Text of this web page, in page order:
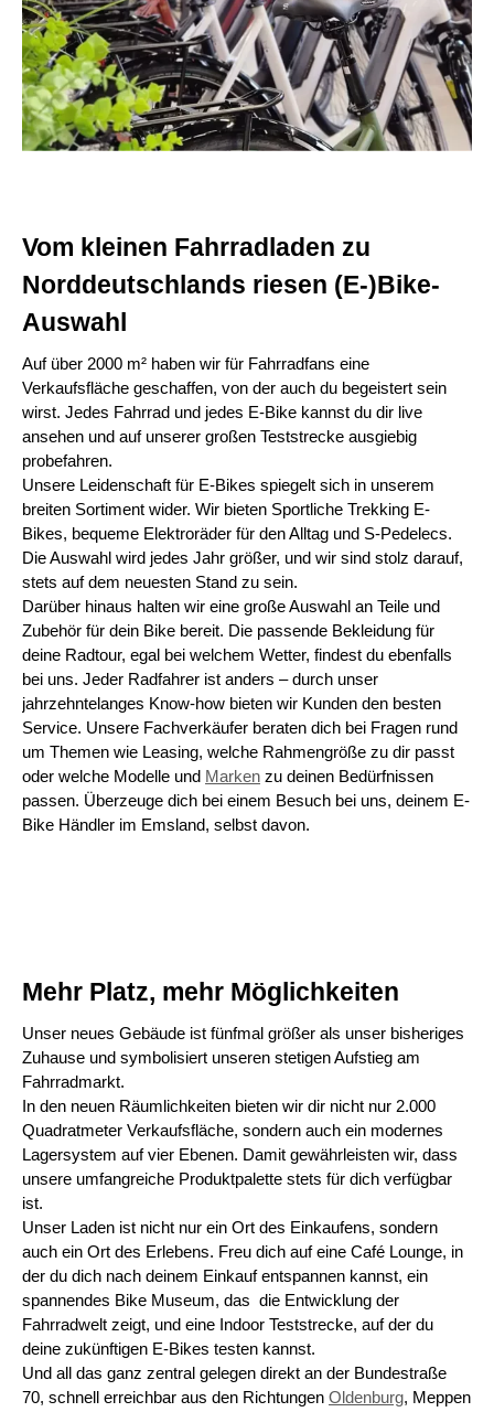
Vom kleinen Fahrradladen zu
Norddeutschlands riesen (E-)Bike-
Auswahl
Auf über 2000 m² haben wir für Fahrradfans eine
Verkaufsfläche geschaffen, von der auch du begeistert sein
wirst. Jedes Fahrrad und jedes E-Bike kannst du dir live
ansehen und auf unserer großen Teststrecke ausgiebig
probefahren.
Unsere Leidenschaft für E-Bikes spiegelt sich in unserem
breiten Sortiment wider. Wir bieten Sportliche Trekking E-
Bikes, bequeme Elektroräder für den Alltag und S-Pedelecs.
Die Auswahl wird jedes Jahr größer, und wir sind stolz darauf,
stets auf dem neuesten Stand zu sein.
Darüber hinaus halten wir eine große Auswahl an Teile und
Zubehör für dein Bike bereit. Die passende Bekleidung für
deine Radtour, egal bei welchem Wetter, findest du ebenfalls
bei uns. Jeder Radfahrer ist anders – durch unser
jahrzehntelanges Know-how bieten wir Kunden den besten
Service. Unsere Fachverkäufer beraten dich bei Fragen rund
um Themen wie Leasing, welche Rahmengröße zu dir passt
oder welche Modelle und Marken zu deinen Bedürfnissen
passen. Überzeuge dich bei einem Besuch bei uns, deinem E-
Bike Händler im Emsland, selbst davon.
Mehr Platz, mehr Möglichkeiten
Unser neues Gebäude ist fünfmal größer als unser bisheriges
Zuhause und symbolisiert unseren stetigen Aufstieg am
Fahrradmarkt.
In den neuen Räumlichkeiten bieten wir dir nicht nur 2.000
Quadratmeter Verkaufsfläche, sondern auch ein modernes
Lagersystem auf vier Ebenen. Damit gewährleisten wir, dass
unsere umfangreiche Produktpalette stets für dich verfügbar
ist.
Unser Laden ist nicht nur ein Ort des Einkaufens, sondern
auch ein Ort des Erlebens. Freu dich auf eine Café Lounge, in
der du dich nach deinem Einkauf entspannen kannst, ein
spannendes Bike Museum, das die Entwicklung der
Fahrradwelt zeigt, und eine Indoor Teststrecke, auf der du
deine zukünftigen E-Bikes testen kannst.
Und all das ganz zentral gelegen direkt an der Bundestraße
70, schnell erreichbar aus den Richtungen Oldenburg, Meppen